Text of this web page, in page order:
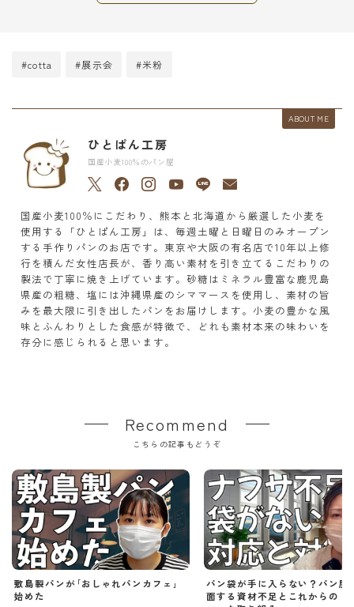
#cotta #展示会 #米粉
ABOUT ME
ひとぱん工房
国産小麦100％のパン屋
国産小麦100％にこだわり、熊本と北海道から厳選した小麦を
使用する「ひとぱん工房」は、毎週土曜と日曜日のみオープン
する手作りパンのお店です。東京や大阪の有名店で10年以上修
行を積んだ女性店長が、香り高い素材を引き立てるこだわりの
製法で丁寧に焼き上げています。砂糖はミネラル豊富な鹿児島
県産の粗糖、塩には沖縄県産のシママースを使用し、素材の旨
みを最大限に引き出したパンをお届けします。小麦の豊かな風
味とふんわりとした食感が特徴で、どれも素材本来の味わいを
存分に感じられると思います。
Recommend
こちらの記事もどうぞ
敷島製パンが｢おしゃれパンカフェ｣
始めた
パン袋が手に入らない？パン屋
面する資材不足とこれからの「